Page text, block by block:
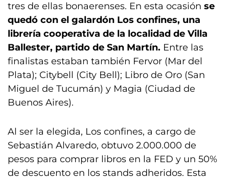
tres de ellas bonaerenses. En esta ocasión se
quedó con el galardón Los confines, una
librería cooperativa de la localidad de Villa
Ballester, partido de San Martín. Entre las
finalistas estaban también Fervor (Mar del
Plata); Citybell (City Bell); Libro de Oro (San
Miguel de Tucumán) y Magia (Ciudad de
Buenos Aires).
Al ser la elegida, Los confines, a cargo de
Sebastián Alvaredo, obtuvo 2.000.000 de
pesos para comprar libros en la FED y un 50%
de descuento en los stands adheridos. Esta